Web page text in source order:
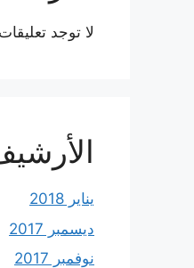
لا توجد
يناير 2018
ديسمبر 2017
نوفمبر 2017